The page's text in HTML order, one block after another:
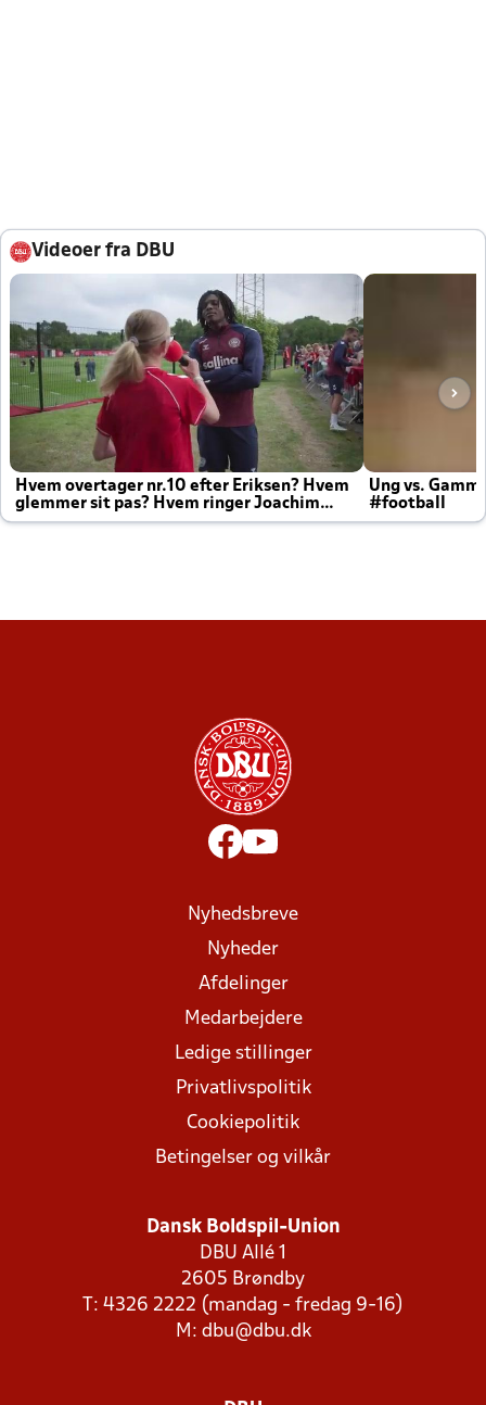
Videoer fra DBU
Hvem overtager nr.10 efter Eriksen? Hvem
glemmer sit pas? Hvem ringer Joachim
altid til efter kampe?
Ung vs.
#football
Nyhedsbreve
Nyheder
Afdelinger
Medarbejdere
Ledige stillinger
Privatlivspolitik
Cookiepolitik
Betingelser og vilkår
Dansk Boldspil-Union
DBU Allé 1
2605 Brøndby
T: 4326 2222 (mandag - fredag 9-16)
M: dbu@dbu.dk